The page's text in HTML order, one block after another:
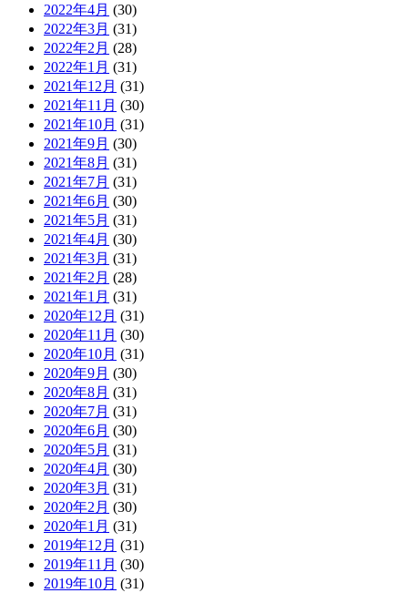
2022年4月 (30)
2022年3月 (31)
2022年2月 (28)
2022年1月 (31)
2021年12月 (31)
2021年11月 (30)
2021年10月 (31)
2021年9月 (30)
2021年8月 (31)
2021年7月 (31)
2021年6月 (30)
2021年5月 (31)
2021年4月 (30)
2021年3月 (31)
2021年2月 (28)
2021年1月 (31)
2020年12月 (31)
2020年11月 (30)
2020年10月 (31)
2020年9月 (30)
2020年8月 (31)
2020年7月 (31)
2020年6月 (30)
2020年5月 (31)
2020年4月 (30)
2020年3月 (31)
2020年2月 (30)
2020年1月 (31)
2019年12月 (31)
2019年11月 (30)
2019年10月 (31)